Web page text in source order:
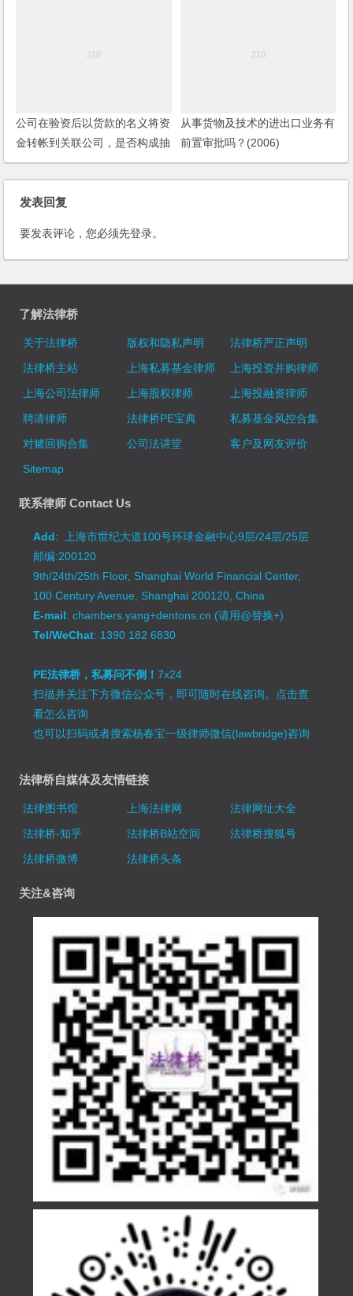
公司在验资后以货款的名义将资
金转帐到关联公司，是否构成抽
逃注册资本罪？
从事货物及技术的进出口业务有
前置审批吗？(2006)
发表回复
要发表评论，您必须先登录。
了解法律桥
关于法律桥 版权和隐私声明
法律桥严正声明
法律桥主站
上海私募基金律师
上海投资并购律师
上海公司法律师
上海股权律师
上海投融资律师
聘请律师
法律桥PE宝典
私募基金风控合集
对赌回购合集
公司法讲堂
客户及网友评价
Sitemap
联系律师 Contact Us
Add: 上海市世纪大道100号环球金融中心9层/24层/25层
邮编:200120
9th/24th/25th Floor, Shanghai World Financial Center,
100 Century Avenue, Shanghai 200120, China
E-mail: chambers.yang+dentons.cn (请用@替换+)
Tel/WeChat: 1390 182 6830
PE法律桥，私募问不倒！7x24
扫描并关注下方微信公众号，即可随时在线咨询。 点击查
看怎么咨询
也可以扫码或者搜索杨春宝一级律师微信(lawbridge)咨询
法律桥自媒体及友情链接
法律图书馆 上海法律网
法律网址大全
法律桥-知乎
法律桥B站空间
法律桥搜狐号
法律桥微博
法律桥头条
关注&咨询